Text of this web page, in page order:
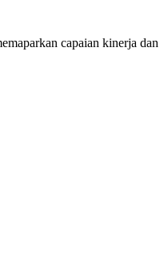
capaian kinerja dan